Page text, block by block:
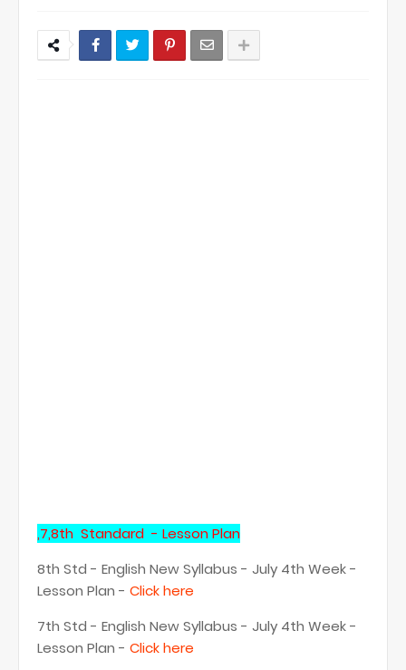
,7,8th Standard - Lesson Plan
8th Std - English New Syllabus - July 4th Week -
Lesson Plan - Click here
7th Std - English New Syllabus - July 4th Week -
Lesson Plan - Click here